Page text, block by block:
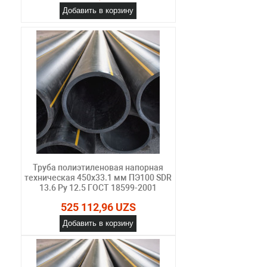
Добавить в корзину
Труба полиэтиленовая напорная
техническая 450х33.1 мм ПЭ100 SDR
13.6 Ру 12.5 ГОСТ 18599-2001
525 112,96 UZS
Добавить в корзину